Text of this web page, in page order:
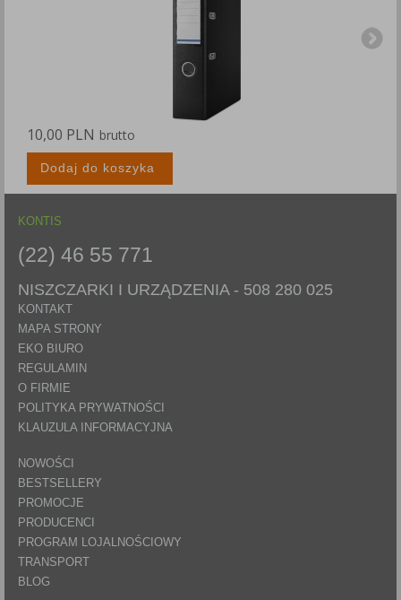
10,00 PLN brutto
Dodaj do koszyka
KONTIS
(22) 46 55 771
NISZCZARKI I URZĄDZENIA - 508 280 025
KONTAKT
MAPA STRONY
EKO BIURO
REGULAMIN
O FIRMIE
POLITYKA PRYWATNOŚCI
KLAUZULA INFORMACYJNA
NOWOŚCI
BESTSELLERY
PROMOCJE
PRODUCENCI
PROGRAM LOJALNOŚCIOWY
TRANSPORT
BLOG